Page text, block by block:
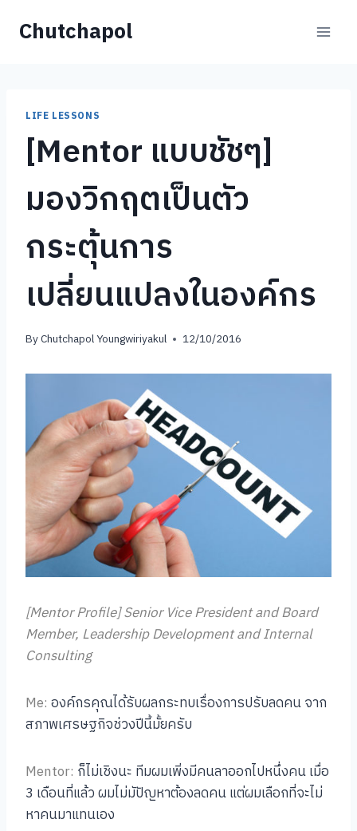
Chutchapol
LIFE LESSONS
[Mentor แบบชัชๆ]
มองวิกฤตเป็นตัว
กระตุ้นการ
เปลี่ยนแปลงในองค์กร
ByChutchapol Youngwiriyakul 12/10/2016
[Mentor Profile] Senior Vice President and Board
Member, Leadership Development and Internal
Consulting
Me: องค์กรคุณได้รับผลกระทบเรื่องการปรับลดคน จาก
สภาพเศรษฐกิจช่วงปีนี้มั้ยครับ
Mentor: ก็ไม่เชิงนะ ทีมผมเพิ่งมีคนลาออกไปหนึ่งคน เมื่อ
3 เดือนที่แล้ว ผมไม่มัปัญหาต้องลดคน แต่ผมเลือกที่จะไม่
หาคนมาแทนเอง